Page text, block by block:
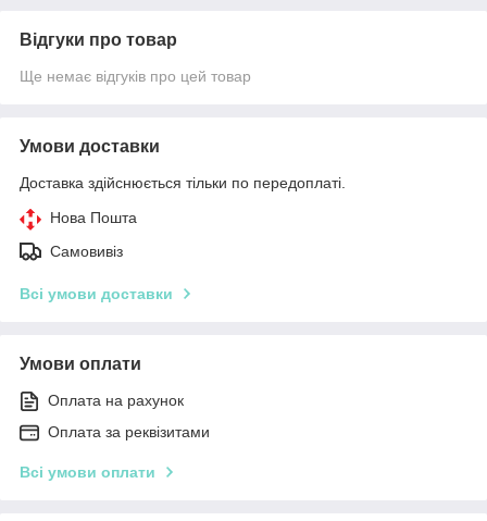
Відгуки про товар
Ще немає відгуків про цей товар
Умови доставки
Доставка здійснюється тільки по передоплаті.
Нова Пошта
Самовивіз
Всі умови доставки
Умови оплати
Оплата на рахунок
Оплата за реквізитами
Всі умови оплати